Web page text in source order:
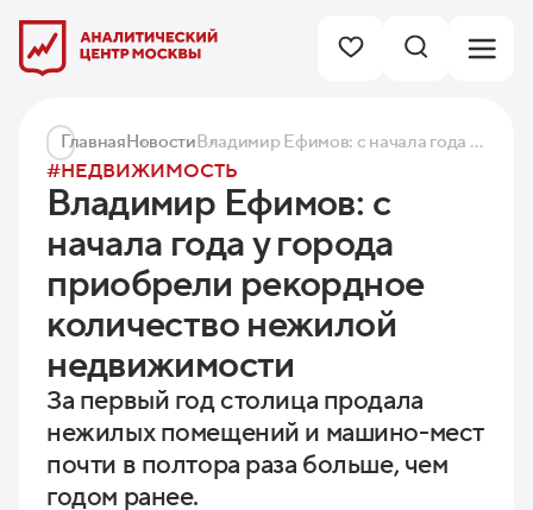
ГлавнаяНовости Владимир Ефимов: с начала года у города приобрели рекордное количество нежилой недвижимости
#НЕДВИЖИМОСТЬ
Владимир Ефимов: с
начала года у города
приобрели рекордное
количество нежилой
недвижимости
За первый год столица продала
нежилых помещений и машино-мест
почти в полтора раза больше, чем
годом ранее.